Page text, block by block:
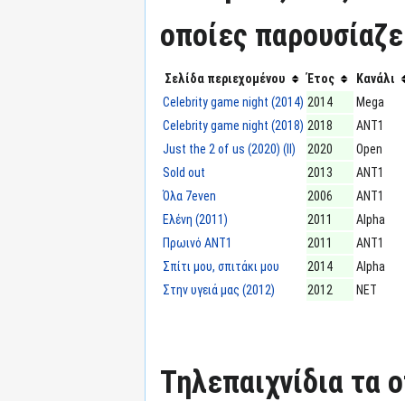
οποίες
Σελίδα περιεχομένου Έτος
Κανάλι
Celebrity game night (2014) 2014
Mega
Celebrity game night (2018) 2018
ΑΝΤ1
Just the 2 of us (2020) (II)
2020
Open
Sold out
2013
ΑΝΤ1
Όλα 7even
2006
ΑΝΤ1
Ελένη (2011)
2011
Alpha
Πρωινό ΑΝΤ1
2011
ΑΝΤ1
Σπίτι μου, σπιτάκι μου
2014
Alpha
Στην υγειά μας (2012)
2012 ΝΕΤ
Τηλεπαιχνίδια τα